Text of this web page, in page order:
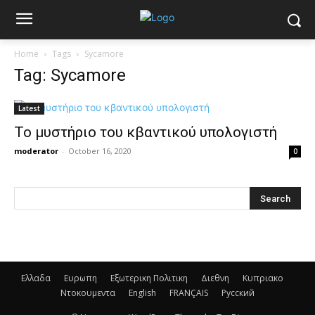
Home Tags Sycamore
Tag: Sycamore
Latest
Το μυστήριο του κβαντικού υπολογιστή
moderator - October 16, 2020 0
Ελλαδα Ευρωπη Εξωτερικη Πολιτικη Διεθνη
Κυπριακο
Ντοκουμεντα
English FRANÇAIS Русский